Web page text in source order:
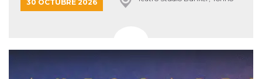
30 OCTUBRE 2026